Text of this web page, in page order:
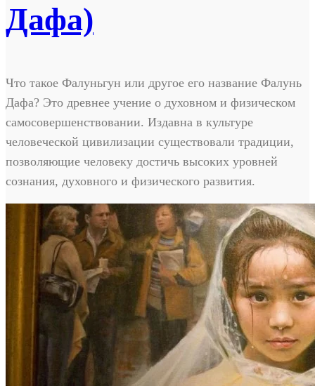
Дафа)
Что такое Фалуньгун или другое его название Фалунь
Дафа? Это древнее учение о духовном и физическом
самосовершенствовании. Издавна в культуре
человеческой цивилизации существовали традиции,
позволяющие человеку достичь высоких уровней
сознания, духовного и физического развития.